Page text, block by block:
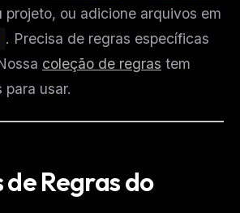
projeto, ou adicione arquivos em
. Precisa de regras específicas
coleção de regras tem
para usar.
Regras do